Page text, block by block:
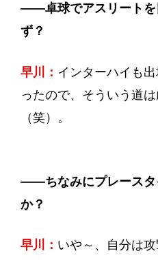
——卓球でアスリート
ず？
早川： インターハイも
ったので、そういう道
（笑）。
——ちなみにプレース
か？
早川： いや～、自分は